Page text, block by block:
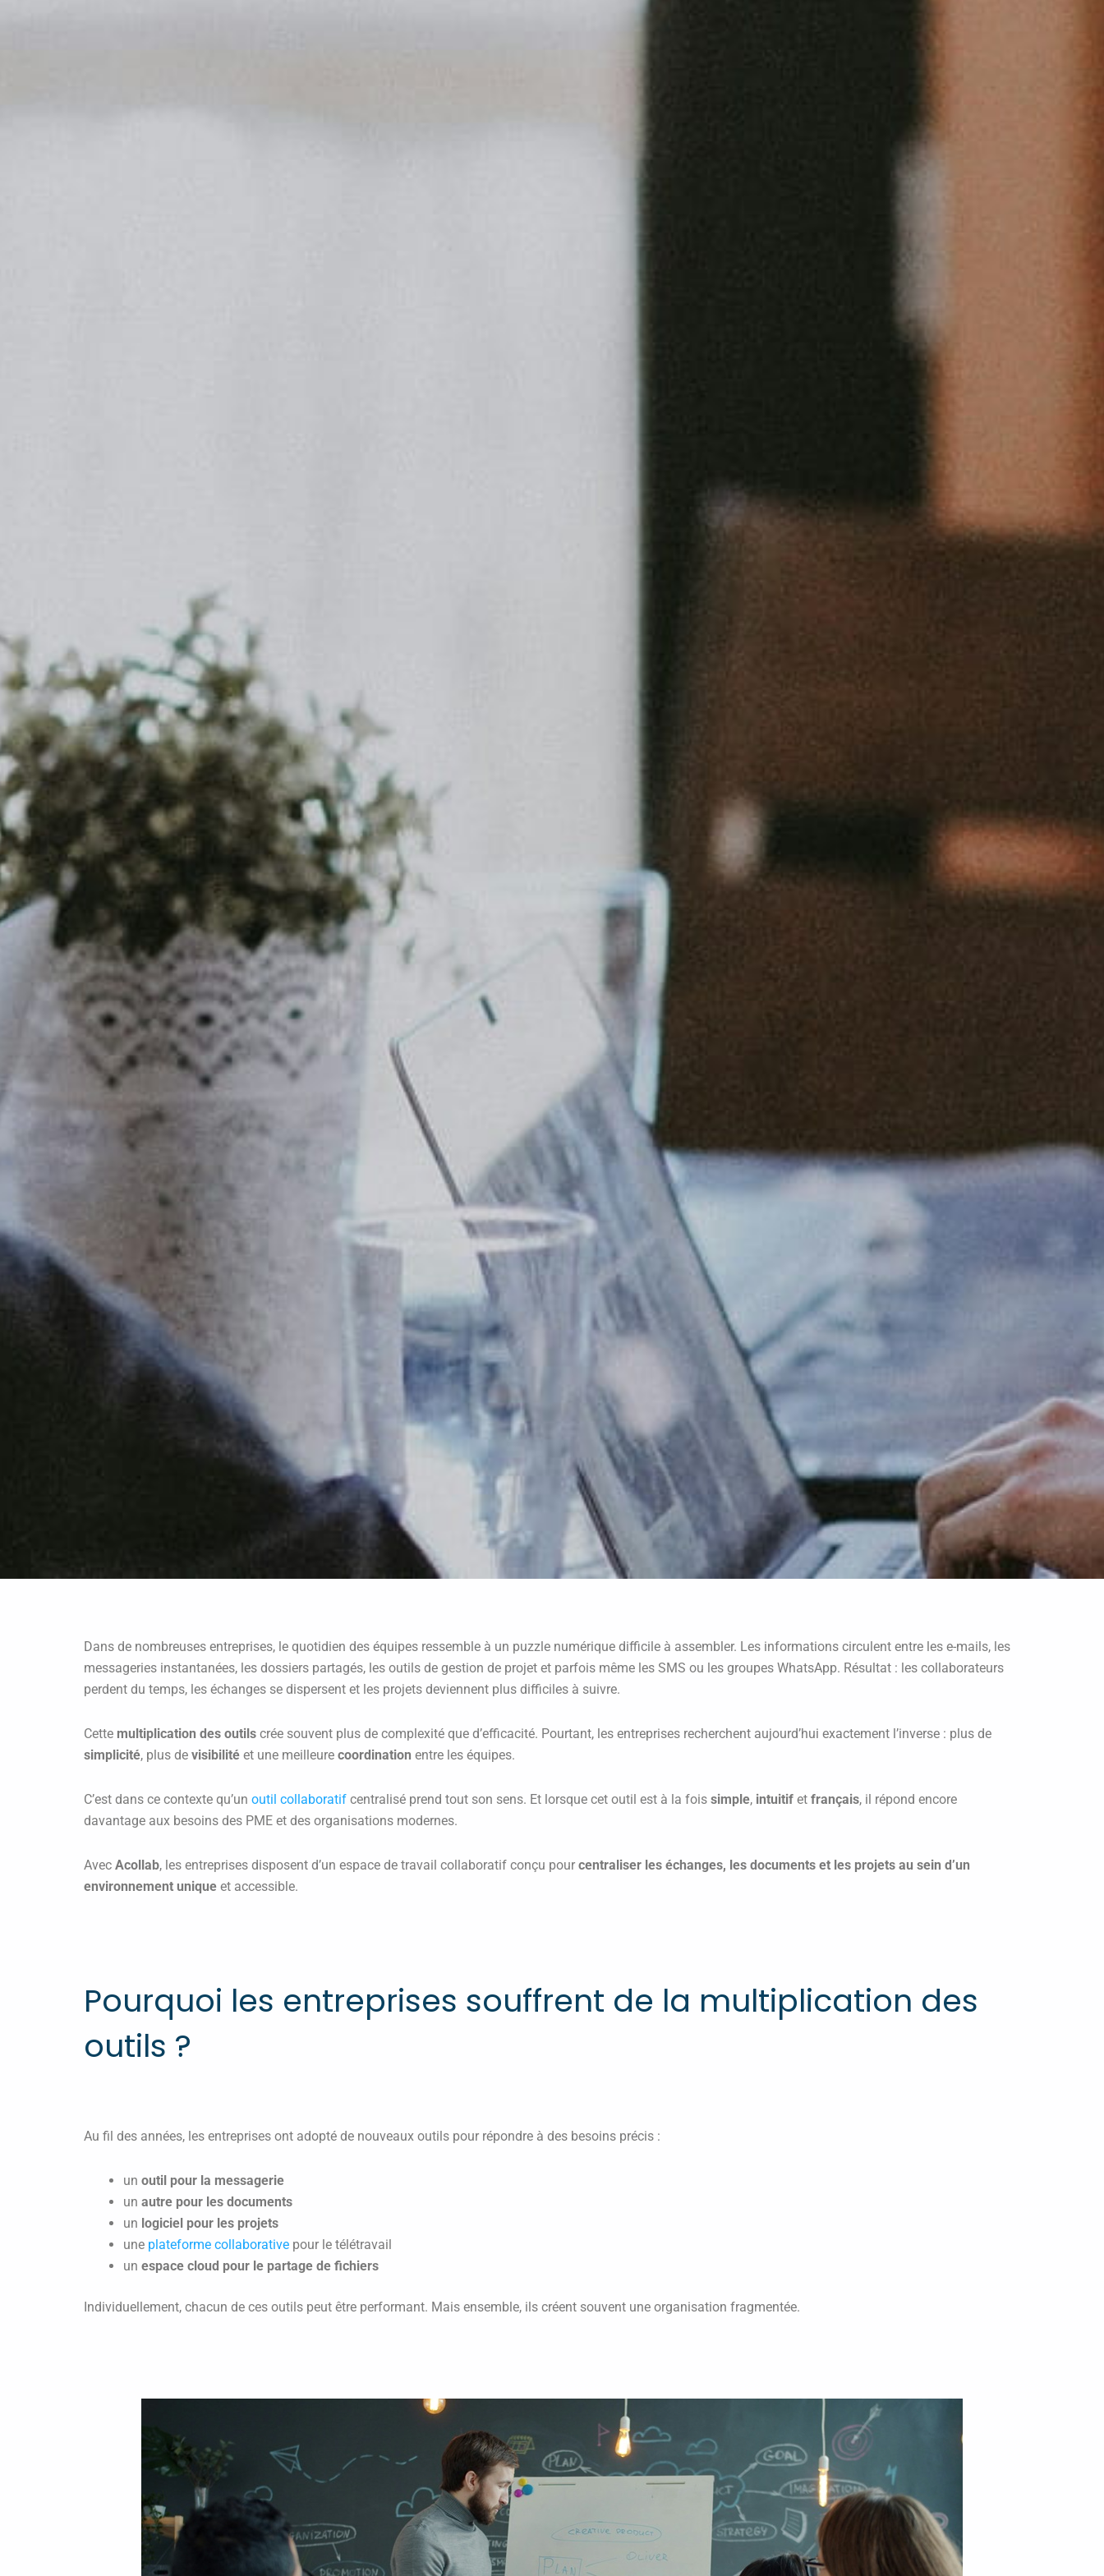
Dans de nombreuses entreprises, le quotidien des équipes ressemble à un puzzle numérique difficile à assembler. Les informations circulent entre les e-mails, les
messageries instantanées, les dossiers partagés, les outils de gestion de projet et parfois même les SMS ou les groupes WhatsApp. Résultat : les collaborateurs
perdent du temps, les échanges se dispersent et les projets deviennent plus difficiles à suivre.
Cette multiplication des outils crée souvent plus de complexité que d’efficacité. Pourtant, les entreprises recherchent aujourd’hui exactement l’inverse : plus de
simplicité, plus de visibilité et une meilleure coordination entre les équipes.
C’est dans ce contexte qu’un outil collaboratif centralisé prend tout son sens. Et lorsque cet outil est à la fois simple, intuitif et français, il répond encore
davantage aux besoins des PME et des organisations modernes.
Avec Acollab, les entreprises disposent d’un espace de travail collaboratif conçu pour centraliser les échanges, les documents et les projets au sein d’un
environnement unique et accessible.
Pourquoi les entreprises souffrent de la multiplication des
outils ?
Au fil des années, les entreprises ont adopté de nouveaux outils pour répondre à des besoins précis :
un outil pour la messagerie
un autre pour les documents
un logiciel pour les projets
une plateforme collaborative pour le télétravail
un espace cloud pour le partage de fichiers
Individuellement, chacun de ces outils peut être performant. Mais ensemble, ils créent souvent une organisation fragmentée.